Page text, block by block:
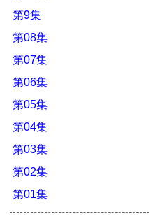
第9集
第08集
第07集
第06集
第05集
第04集
第03集
第02集
第01集